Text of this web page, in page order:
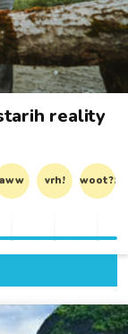
reality
aww vrh! woot?!